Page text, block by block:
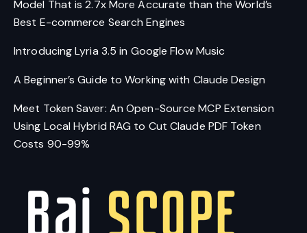
Model That is 2.7x More Accurate than the World’s
Best E-commerce Search Engines
Introducing Lyria 3.5 in Google Flow Music
A Beginner’s Guide to Working with Claude Design
Meet Token Saver: An Open-Source MCP Extension
Using Local Hybrid RAG to Cut Claude PDF Token
Costs 90-99%